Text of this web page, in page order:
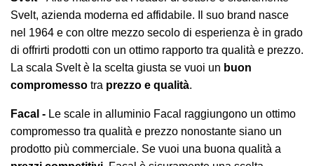
Svelt, azienda moderna ed affidabile. Il suo brand nasce
nel 1964 e con oltre mezzo secolo di esperienza è in grado
di offrirti prodotti con un ottimo rapporto tra qualità e prezzo.
La scala Svelt è la scelta giusta se vuoi un buon
compromesso tra prezzo e qualità.
Facal - Le scale in alluminio Facal raggiungono un ottimo
compromesso tra qualità e prezzo nonostante siano un
prodotto più commerciale. Se vuoi una buona qualità a